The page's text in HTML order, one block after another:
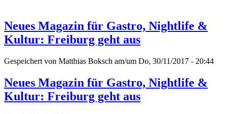
Neues Magazin für Gastro, Nightlife &
Kultur: Freiburg geht aus
Gespeichert von Matthias Boksch am/um Do, 30/11/2017 - 20:44
Neues Magazin für Gastro, Nightlife &
Kultur: Freiburg geht aus